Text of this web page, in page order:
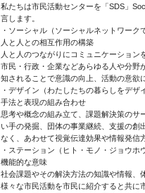
私たちは市民活動センターを「SDS」
言します。
・ソーシャル（ソーシャルネットワーク
人と人との相互作用の構築
人と人のつながりにコミュニケーション
市民・行政・企業などあらゆる人や分野
知されることで意識の向上、活動の意欲
・デザイン（わたしたちの暮らしをデザ
手法と表現の組み合わせ
思考や概念の組み立て、課題解決策のサ
い手の発掘、団体の事業継続、支援の創
なく、あわせて視覚伝達効果や情報発信
・ステーション（ヒト・モノ・ジョウホ
機能的な意味
社会課題やその解決方法の知識や情報、
様々な市民活動を市民に紹介すると共に